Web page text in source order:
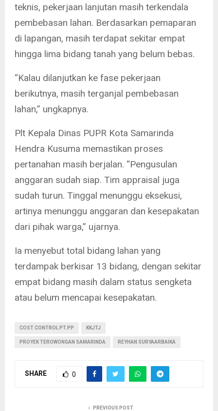
teknis, pekerjaan lanjutan masih terkendala
pembebasan lahan. Berdasarkan pemaparan
di lapangan, masih terdapat sekitar empat
hingga lima bidang tanah yang belum bebas.
“Kalau dilanjutkan ke fase pekerjaan
berikutnya, masih terganjal pembebasan
lahan,” ungkapnya.
Plt Kepala Dinas PUPR Kota Samarinda
Hendra Kusuma memastikan proses
pertanahan masih berjalan. “Pengusulan
anggaran sudah siap. Tim appraisal juga
sudah turun. Tinggal menunggu eksekusi,
artinya menunggu anggaran dan kesepakatan
dari pihak warga,” ujarnya.
Ia menyebut total bidang lahan yang
terdampak berkisar 13 bidang, dengan sekitar
empat bidang masih dalam status sengketa
atau belum mencapai kesepakatan.
COST CONTROL PT.PP KKJTJ
PROYEK TEROWONGAN SAMARINDA REYHAN SURYAARBAIKA
SHARE 0
PREVIOUS POST